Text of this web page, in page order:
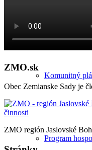
Komunitný
Program
ZMO.sk
Obec Zemianske Sady je
ZMO región Jaslovské